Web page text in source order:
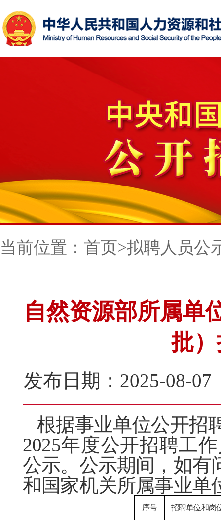
当前位置： 首页>拟聘人员公
自然资源部所属单
批
发布日期：2025-08-07
根据事业单位公开招
2025年度公开招聘工
公示。公示期间，如有
和国家机关所属事业单
序号 招聘单位和岗